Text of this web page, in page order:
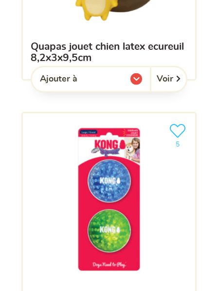
quapas jouet chien latex ecureuil
8,2x3x9,5cm
Ajouter à
l'une de mes listes. Voir
5
Ajouter le